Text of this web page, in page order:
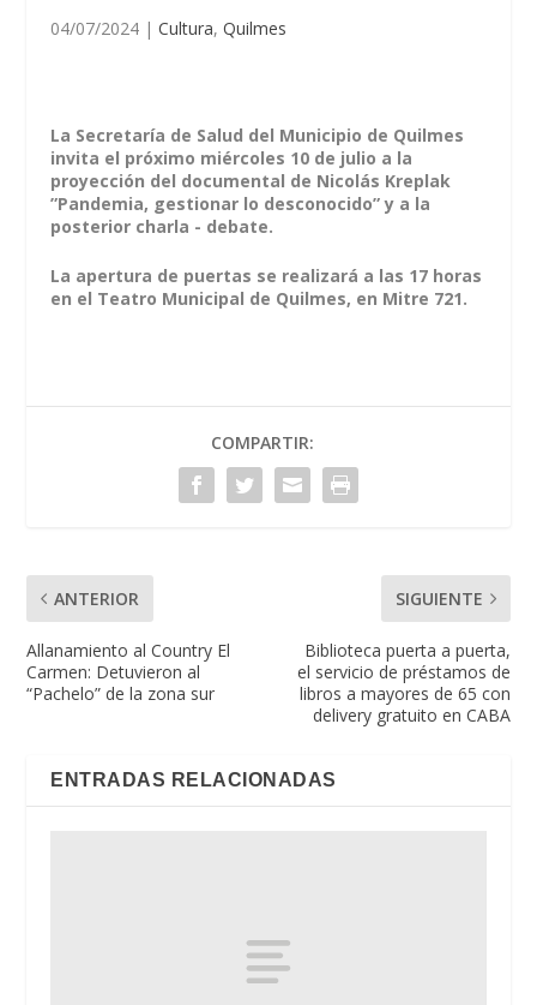
04/07/2024 |Cultura,Quilmes
La Secretaría de Salud del Municipio de Quilmes
invita el próximo miércoles 10 de julio a la
proyección del documental de Nicolás Kreplak
”Pandemia, gestionar lo desconocido” y a la
posterior charla - debate.
La apertura de puertas se realizará a las 17 horas
en el Teatro Municipal de Quilmes, en Mitre 721.
COMPARTIR:
ANTERIOR
Allanamiento al Country El
Carmen: Detuvieron al
“Pachelo” de la zona sur
SIGUIENTE
Biblioteca puerta a puerta,
el servicio de préstamos de
libros a mayores de 65 con
delivery gratuito en CABA
ENTRADAS RELACIONADAS